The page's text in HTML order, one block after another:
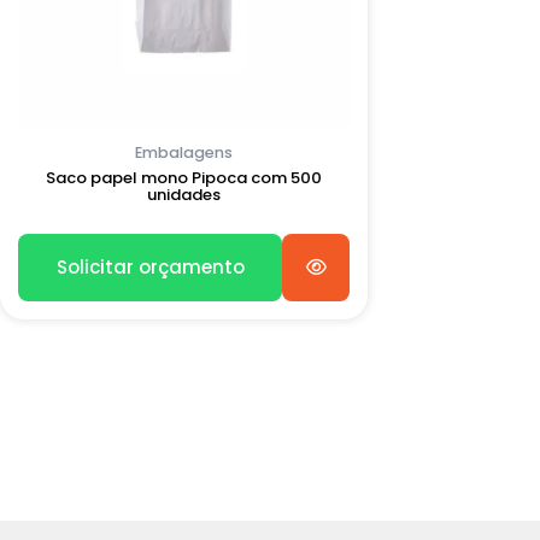
Embalagens
Saco papel mono Pipoca com 500
unidades
Solicitar orçamento